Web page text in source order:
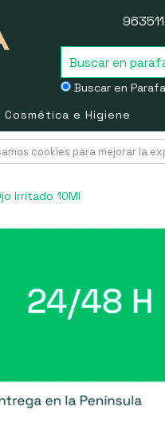
Buscar en
Cosmética e Higiene
cookies para mejorar la
Irritado 10Ml